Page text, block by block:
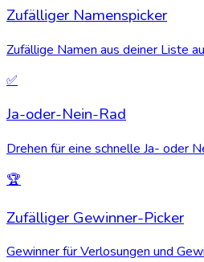
Zufälliger Namenspicker
Zufällige Namen aus deiner Liste
✅
Ja-oder-Nein-Rad
Drehen für eine schnelle Ja- oder
🏆
Zufälliger Gewinner-Picker
Gewinner für Verlosungen und